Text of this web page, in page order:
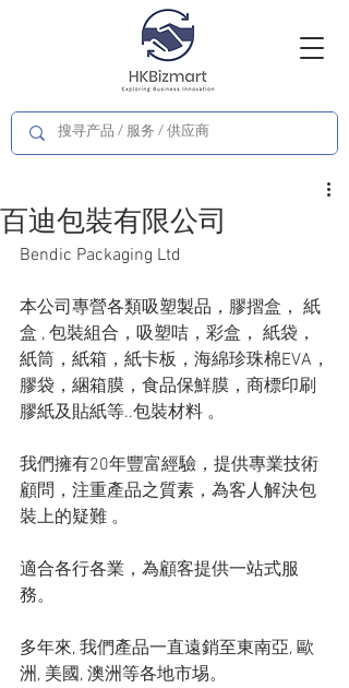
百迪包裝有限公司
Bendic Packaging Ltd
本公司專營各類吸塑製品，膠摺盒， 紙
盒 , 包裝組合，吸塑咭，彩盒， 紙袋，
紙筒，紙箱，紙卡板，海綿珍珠棉EVA，
膠袋，綑箱膜，食品保鮮膜，商標印刷
膠紙及貼紙等..包裝材料 。
我們擁有20年豐富經驗，提供專業技術
顧問，注重產品之質素，為客人解決包
裝上的疑難 。
適合各行各業，為顧客提供一站式服
務。
多年來, 我們產品一直遠銷至東南亞, 歐
洲, 美國, 澳洲等各地市埸。